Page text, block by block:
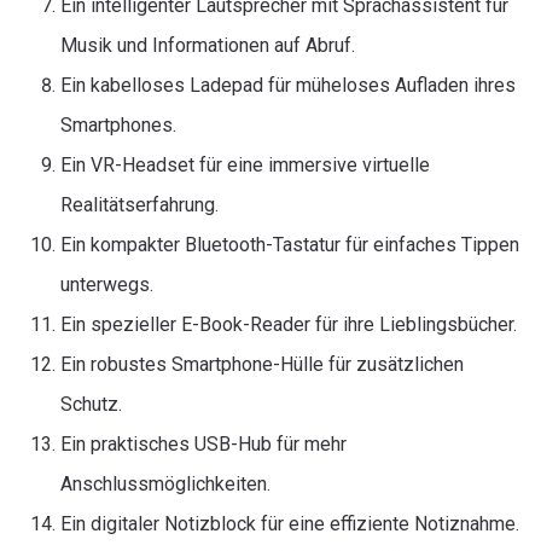
Ein intelligenter Lautsprecher mit Sprachassistent für
Musik und Informationen auf Abruf.
Ein kabelloses Ladepad für müheloses Aufladen ihres
Smartphones.
Ein VR-Headset für eine immersive virtuelle
Realitätserfahrung.
Ein kompakter Bluetooth-Tastatur für einfaches Tippen
unterwegs.
Ein spezieller E-Book-Reader für ihre Lieblingsbücher.
Ein robustes Smartphone-Hülle für zusätzlichen
Schutz.
Ein praktisches USB-Hub für mehr
Anschlussmöglichkeiten.
Ein digitaler Notizblock für eine effiziente Notiznahme.